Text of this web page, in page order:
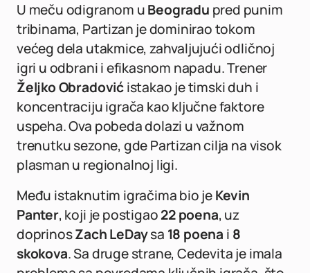
U meču odigranom uBeogradu pred punim
tribinama, Partizan je dominirao tokom
većeg dela utakmice, zahvaljujući odličnoj
igri u odbrani i efikasnom napadu. Trener
Željko Obradovićistakao je timski duh i
koncentraciju igrača kao ključne faktore
uspeha. Ova pobeda dolazi u važnom
trenutku sezone, gde Partizan cilja na visok
plasman u regionalnoj ligi.
Među istaknutim igračima bio jeKevin
Panter, koji je postigao22 poena, uz
doprinosZach LeDaysa 18 poena i 8
skokova. Sa druge strane, Cedevita je imala